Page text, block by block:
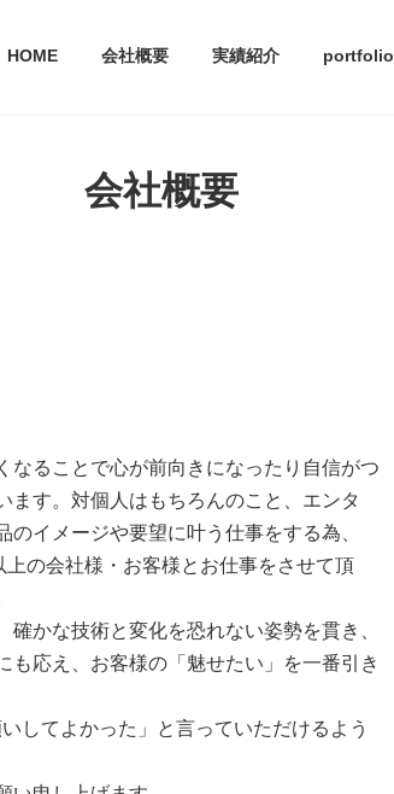
HOME 会社概要 実績紹介 portfolio
会社概要
なることで心が前向きになったり自信がつ
ます。対個人はもちろんのこと、エンタ
イメージや要望に叶う仕事をする為、
の会社様・お客様とお仕事をさせて頂
かな技術と変化を恐れない姿勢を貫き、
応え、お客様の「魅せたい」を一番引き
してよかった」と言っていただけるよう